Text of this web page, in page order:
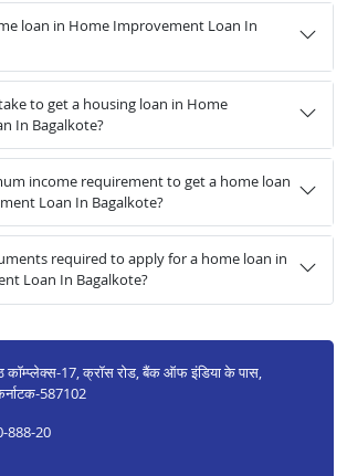
loan in Home Improvement Loan In
to get a housing loan in Home
In Bagalkote?
income requirement to get a home loan
Loan In Bagalkote?
required to apply for a home loan in
Loan In Bagalkote?
कॉम्प्लेक्स-17, क्रॉस रोड, बैंक ऑफ इंडिया के पास,
587102
888-20